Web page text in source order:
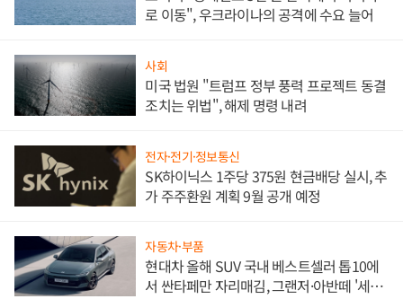
로 이동", 우크라이나의 공격에 수요 늘어
사회
미국 법원 "트럼프 정부 풍력 프로젝트 동결
조치는 위법", 해제 명령 내려
전자·전기·정보통신
SK하이닉스 1주당 375원 현금배당 실시, 추
가 주주환원 계획 9월 공개 예정
자동차·부품
현대차 올해 SUV 국내 베스트셀러 톱10에
서 싼타페만 자리매김, 그랜저·아반떼 '세단